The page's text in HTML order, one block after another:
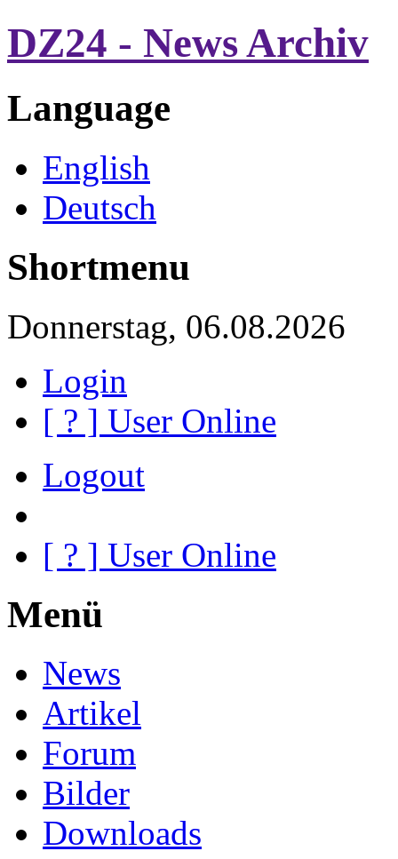
DZ24 - News Archiv
Language
English
Deutsch
Shortmenu
Donnerstag, 06.08.2026
Login
[ ? ] User Online
Logout
[ ? ] User Online
Menü
News
Artikel
Forum
Bilder
Downloads